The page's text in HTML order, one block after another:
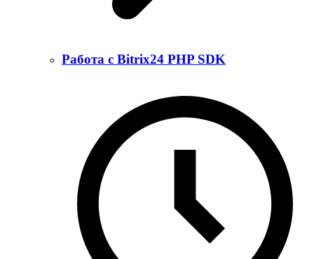
Работа с Bitrix24 PHP SDK